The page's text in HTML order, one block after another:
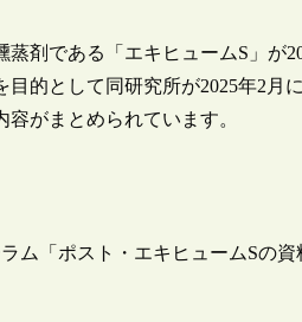
剤である「エキヒュームS」が
的として同研究所が2025年2月
がまとめられています。
ム「ポスト・エキヒュームSの